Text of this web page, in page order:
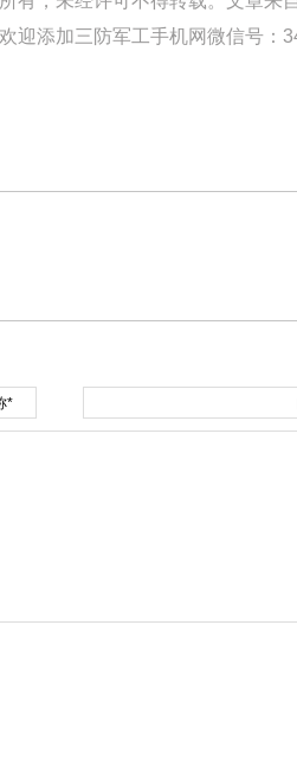
迎添加三防军工手机网微信号：
*